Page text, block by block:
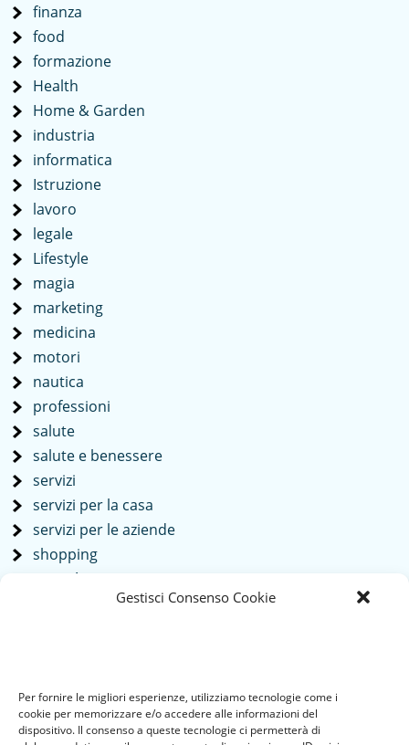
Gestisci Consenso Cookie
Per fornire le migliori esperienze, utilizziamo tecnologie come i
cookie per memorizzare e/o accedere alle informazioni del
dispositivo. Il consenso a queste tecnologie ci permetterà di
finanza
food
formazione
Health
Home & Garden
industria
informatica
Istruzione
lavoro
legale
Lifestyle
magia
marketing
medicina
motori
nautica
professioni
salute
salute e benessere
servizi
servizi per la casa
servizi per le aziende
shopping
società
Uncategorized
viaggi